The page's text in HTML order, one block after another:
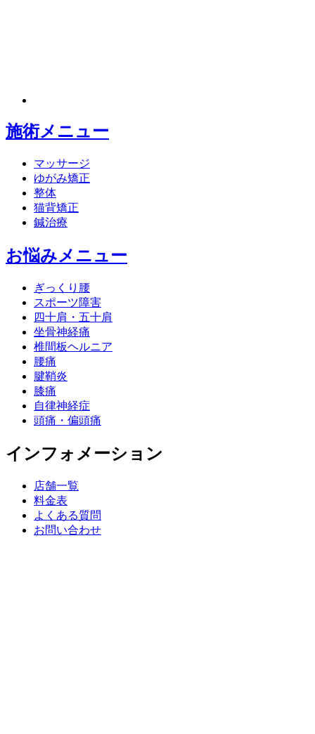
施術メニュー
マッサージ
ゆがみ矯正
整体
猫背矯正
鍼治療
お悩みメニュー
ぎっくり腰
スポーツ障害
四十肩・五十肩
坐骨神経痛
椎間板ヘルニア
腰痛
腱鞘炎
膝痛
自律神経症
頭痛・偏頭痛
インフォメーション
店舗一覧
料金表
よくある質問
お問い合わせ